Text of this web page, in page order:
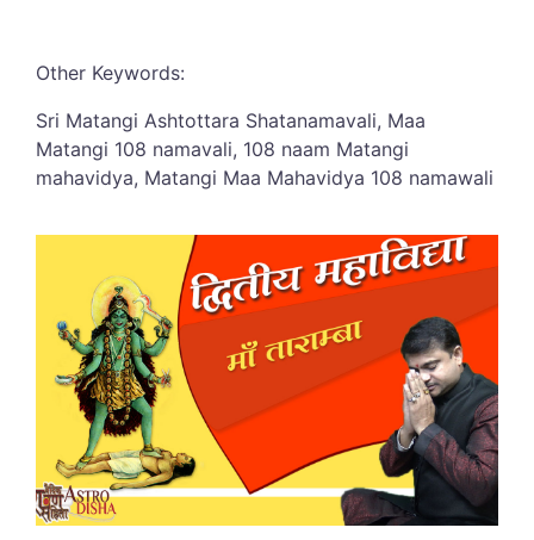
Other Keywords:
Sri Matangi Ashtottara Shatanamavali, Maa
Matangi 108 namavali, 108 naam Matangi
mahavidya, Matangi Maa Mahavidya 108 namawali